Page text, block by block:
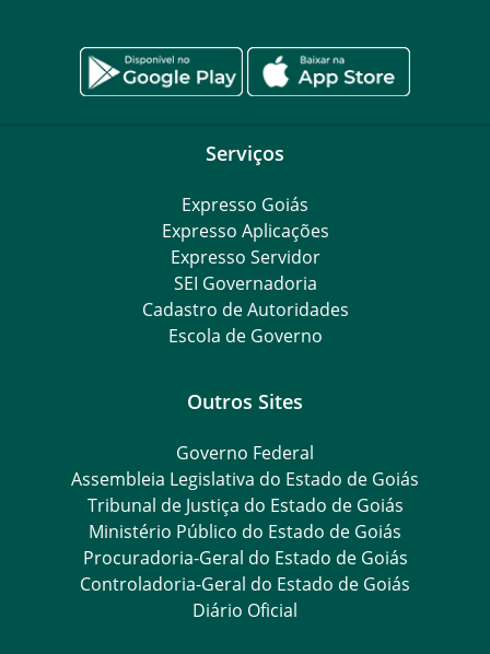
Serviços
Expresso Goiás
Expresso Aplicações
Expresso Servidor
SEI Governadoria
Cadastro de Autoridades
Escola de Governo
Outros Sites
Governo Federal
Assembleia Legislativa do Estado de Goiás
Tribunal de Justiça do Estado de Goiás
Ministério Público do Estado de Goiás
Procuradoria-Geral do Estado de Goiás
Controladoria-Geral do Estado de Goiás
Diário Oficial